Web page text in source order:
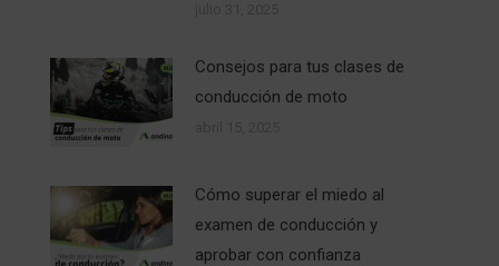
Consejos para tus clases de
conducción de moto
Cómo superar el miedo al
examen de conducción y
aprobar con confianza